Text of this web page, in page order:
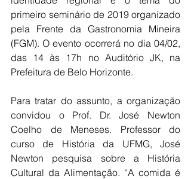
primeiro seminário de 2019 organizado
pela Frente da Gastronomia Mineira
(FGM). O evento ocorrerá no dia 04/02,
das 14 às 17h no Auditório JK, na
Prefeitura de Belo Horizonte.
Para tratar do assunto, a organização
convidou o Prof. Dr. José Newton
Coelho de Meneses. Professor do
curso de História da UFMG, José
Newton pesquisa sobre a História
Cultural da Alimentação. “A comida é